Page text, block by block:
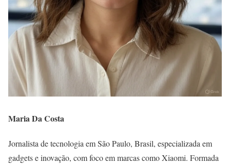
Maria Da Costa
Jornalista de tecnologia em São Paulo, Brasil, especializada em
gadgets e inovação, com foco em marcas como Xiaomi. Formada